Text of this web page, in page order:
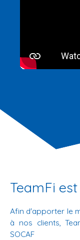
TeamFi
Afin d'apporter le
à nos clients,
SOCAF